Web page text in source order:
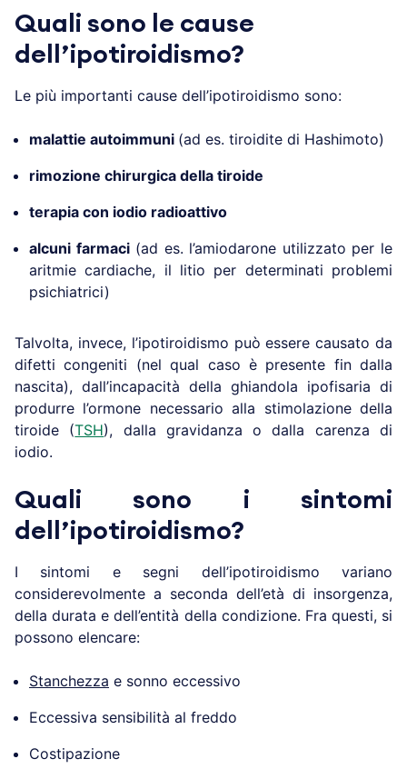
Quali sono le cause
dell’ipotiroidismo?
Le più importanti cause dell’ipotiroidismo sono:
malattie autoimmuni (ad es. tiroidite di Hashimoto)
rimozione chirurgica della tiroide
terapia con iodio radioattivo
alcuni farmaci(ad es. l’amiodarone utilizzato per le
aritmie cardiache, il litio per determinati problemi
psichiatrici)
Talvolta, invece, l’ipotiroidismo può essere causato da
difetti congeniti (nel qual caso è presente fin dalla
nascita), dall’incapacità della ghiandola ipofisaria di
produrre l’ormone necessario alla stimolazione della
tiroide (TSH), dalla gravidanza o dalla carenza di
iodio.
Quali sono i sintomi
dell’ipotiroidismo?
I sintomi e segni dell’ipotiroidismo variano
considerevolmente a seconda dell’età di insorgenza,
della durata e dell’entità della condizione. Fra questi, si
possono elencare:
Stanchezza e sonno eccessivo
Eccessiva sensibilità al freddo
Costipazione